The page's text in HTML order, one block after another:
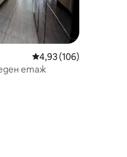
Средна оценка: 4,93
4,93 (106)
етаж